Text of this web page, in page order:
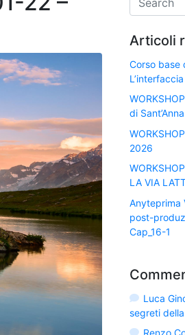
Articoli
Corso base
L’interfaccia
di
2026
LA VIA
Anyteprima
post-
Cap_16-1
Luca
segreti
Renzo